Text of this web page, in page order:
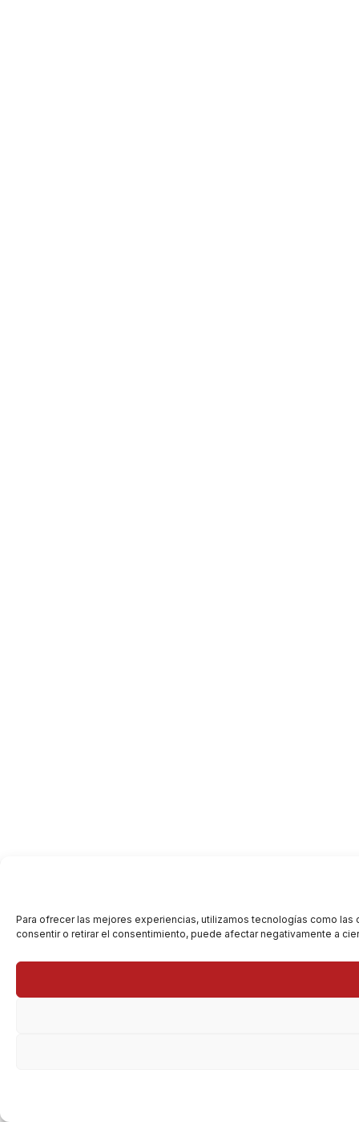
Para ofrecer las mejores experiencias, utilizamos tecnologías como
consentir o retirar el consentimiento, puede afectar negativamente a